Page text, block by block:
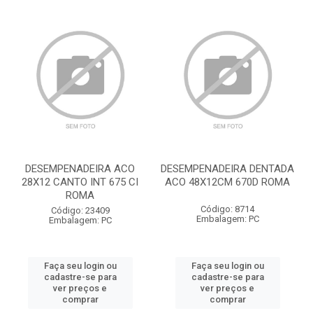
DESEMPENADEIRA ACO
28X12 CANTO INT 675 CI
ROMA
Código: 23409
Embalagem: PC
Faça seu login ou
cadastre-se para
ver preços e
comprar
DESEMPENADEIRA DENTADA
ACO 48X12CM 670D ROMA
Código: 8714
Embalagem: PC
Faça seu login ou
cadastre-se para
ver preços e
comprar